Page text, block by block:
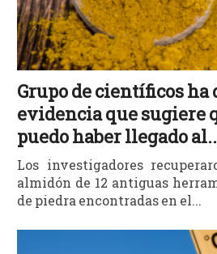
Grupo de científicos ha
evidencia que sugiere
puedo haber llegado
Los investigadores
almidón de 12 antiguas
de piedra encontradas en el...